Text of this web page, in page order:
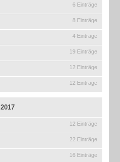
6 Einträge
8 Einträge
4 Einträge
19 Einträge
12 Einträge
12 Einträge
2017
12 Einträge
22 Einträge
16 Einträge